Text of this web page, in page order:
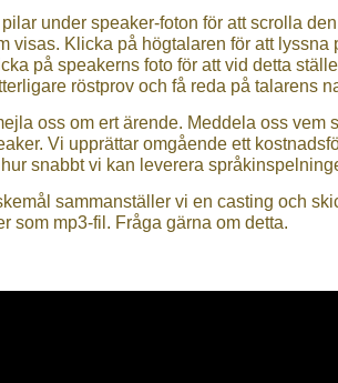
under speaker-foton för att scrolla den
visas. Klicka på högtalaren för att lyssna
på speakerns foto för att vid detta ställe
röstprov och få reda på talarens
oss om ert ärende. Meddela oss vem
Vi upprättar omgående ett
snabbt vi kan leverera
sammanställer vi en casting och
som mp3-fil. Fråga gärna om detta.